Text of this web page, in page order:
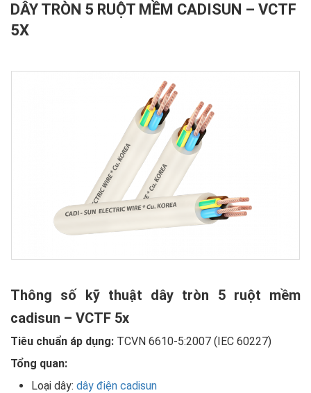
DÂY TRÒN 5 RUỘT MỀM CADISUN – VCTF
5X
Thông số kỹ thuật dây tròn 5 ruột mềm
cadisun – VCTF 5x
Tiêu chuẩn áp dụng: TCVN 6610-5:2007 (IEC 60227)
Tổng quan:
Loại dây: dây điện cadisun